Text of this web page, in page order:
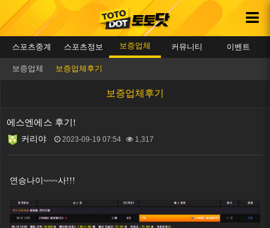
스포츠중계 스포츠정보 보증업체 커뮤니티 이벤트
보증업체 보증업체후기
보증업체후기
에스엔에스 후기!
커리야
2023-09-19 07:54 1,317
본문
연승나이~~~사!!!